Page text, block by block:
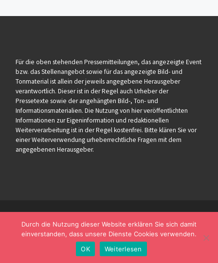
Für die oben stehenden Pressemitteilungen, das angezeigte Event
bzw. das Stellenangebot sowie für das angezeigte Bild- und
Tonmaterial ist allein der jeweils angegebene Herausgeber
verantwortlich. Dieser ist in der Regel auch Urheber der
Pressetexte sowie der angehängten Bild-, Ton- und
Informationsmaterialien. Die Nutzung von hier veröffentlichten
Informationen zur Eigeninformation und redaktionellen
Weiterverarbeitung ist in der Regel kostenfrei. Bitte klären Sie vor
einer Weiterverwendung urheberrechtliche Fragen mit dem
angegebenen Herausgeber.
Durch die Nutzung dieser Website erklären Sie sich damit
einverstanden, dass unsere Dienste Cookies verwenden.
OK
Weiterlesen